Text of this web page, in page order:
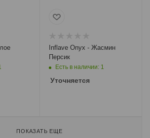
Inflave Onyx - Жасмин
Персик
Есть в наличии: 1
Уточняется
ПОКАЗАТЬ ЕЩЕ